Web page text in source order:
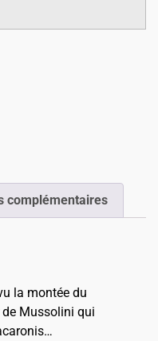
complémentaires
la montée du
de Mussolini qui